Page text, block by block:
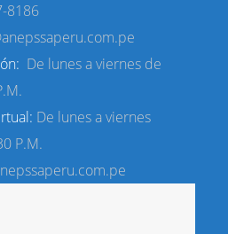
8186
De lunes a viernes de
De lunes a viernes
P.M.